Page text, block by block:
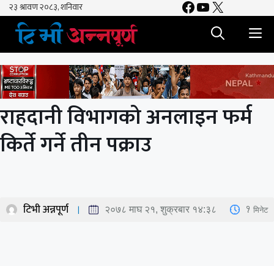
Skip
content
Facebook
YouTube
X
राहदानी विभागको अनलाइन फर्म
किर्ते गर्ने तीन पक्राउ
टिभी अन्नपूर्ण २०७८ माघ २१, शुक्रबार १४:३८ 1 मिनेट